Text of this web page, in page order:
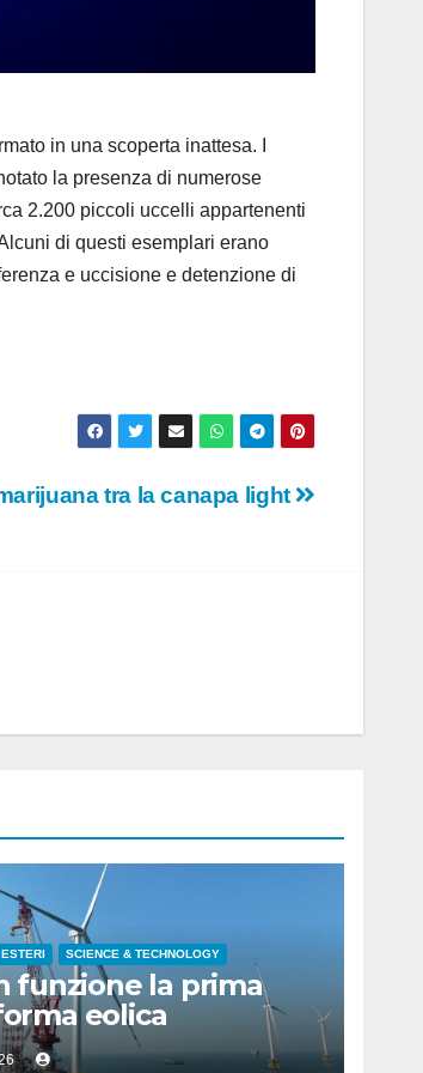
in una scoperta inattesa. I
la presenza di numerose
2.200 piccoli uccelli appartenenti
di questi esemplari erano
e uccisione e detenzione di
tra la canapa light
ESTERI SCIENCE & TECHNOLOGY
funzione la prima
eolica
da 16 MW